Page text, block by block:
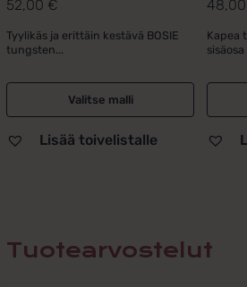
Arvostelu
5.00/ 5
52,00 €
Tyylikäs ja erittäin kestävä BOSIE
tungsten...
Valitse malli
Lisää toivelistalle
5.00/ 5
48,00
Kapea
Tuotearvostelut